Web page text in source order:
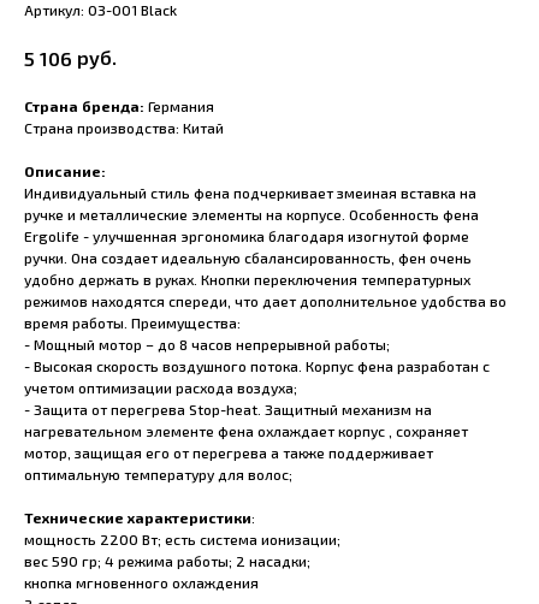
Артикул: 03-001 Black
5 106 руб.
Страна бренда: Германия
Страна производства: Китай
Описание:
Индивидуальный стиль фена подчеркивает змеиная вставка на
ручке и металлические элементы на корпусе. Особенность фена
Ergolife - улучшенная эргономика благодаря изогнутой форме
ручки. Она создает идеальную сбалансированность, фен очень
удобно держать в руках. Кнопки переключения температурных
режимов находятся спереди, что дает дополнительное удобства во
время работы. Преимущества:
- Мощный мотор – до 8 часов непрерывной работы;
- Высокая скорость воздушного потока. Корпус фена разработан с
учетом оптимизации расхода воздуха;
- Защита от перегрева Stop-heat. Защитный механизм на
нагревательном элементе фена охлаждает корпус , сохраняет
мотор, защищая его от перегрева а также поддерживает
оптимальную температуру для волос;
Технические характеристики:
мощность 2200 Вт; есть система ионизации;
вес 590 гр; 4 режима работы; 2 насадки;
кнопка мгновенного охлаждения